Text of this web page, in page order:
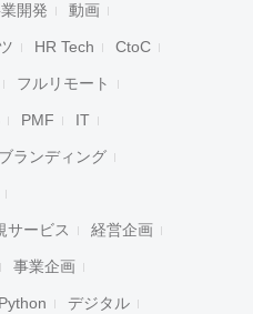
開発 動画
HR Tech CtoC
フルリモート
PMF IT
ブランディング
サービス 経営企画
事業企画
Python デジタル